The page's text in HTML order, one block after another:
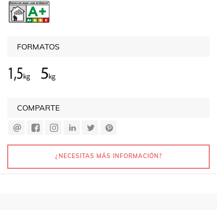
FORMATOS
COMPARTE
¿NECESITAS MÁS INFORMACIÓN?